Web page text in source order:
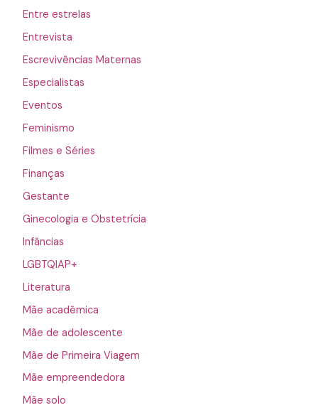
Entre estrelas
Entrevista
Escrevivências Maternas
Especialistas
Eventos
Feminismo
Filmes e Séries
Finanças
Gestante
Ginecologia e Obstetrícia
Infâncias
LGBTQIAP+
Literatura
Mãe acadêmica
Mãe de adolescente
Mãe de Primeira Viagem
Mãe empreendedora
Mãe solo